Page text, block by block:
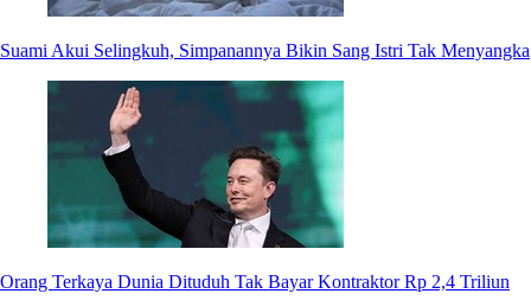
Suami Akui Selingkuh, Simpanannya Bikin Sang Istri Tak Menyangka
Orang Terkaya Dunia Dituduh Tak Bayar Kontraktor Rp 2,4 Triliun